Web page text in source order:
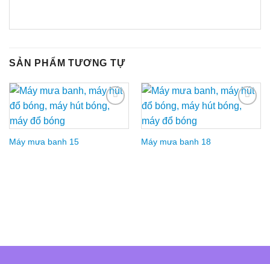
SẢN PHẨM TƯƠNG TỰ
Add to
Máy mưa banh 15
Add to
Máy mưa banh 18